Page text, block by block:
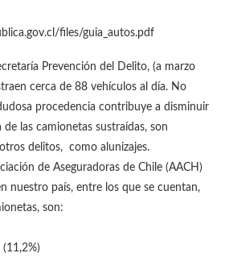
files/guia_autos.pdf
Prevención del Delito, (a marzo
cerca de 88 vehículos al día. No
procedencia contribuye a disminuir
las camionetas sustraídas, son
delitos, como alunizajes.
de Aseguradoras de Chile (AACH)
nuestro país, entre los que se cuentan,
son: